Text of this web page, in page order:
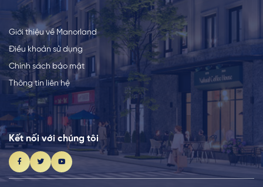
Giới thiệu về Manorland
Điều khoản sử dụng
Chính sách bảo mật
Thông tin liên hệ
Kết nối với chúng tôi